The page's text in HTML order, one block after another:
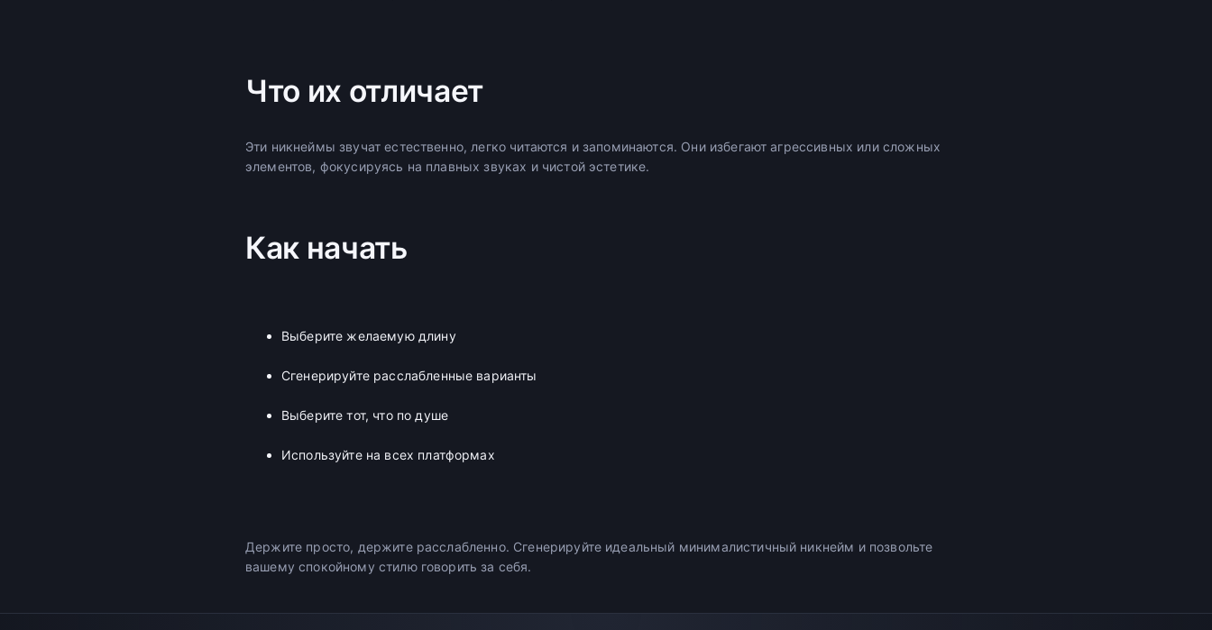
Что их отличает
Эти никнеймы звучат естественно, легко читаются и запоминаются. Они избегают агрессивных или сложных
элементов, фокусируясь на плавных звуках и чистой эстетике.
Как начать
Выберите желаемую длину
Сгенерируйте расслабленные варианты
Выберите тот, что по душе
Используйте на всех платформах
Держите просто, держите расслабленно. Сгенерируйте идеальный минималистичный никнейм и позвольте
вашему спокойному стилю говорить за себя.